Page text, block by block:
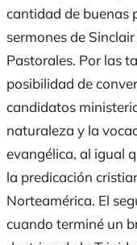
cantidad de buenas
sermones de
Pastorales. Por las
posibilidad de
candidatos
naturaleza y la
evangélica, al igual
la predicación
Norteamérica. El
cuando terminé un